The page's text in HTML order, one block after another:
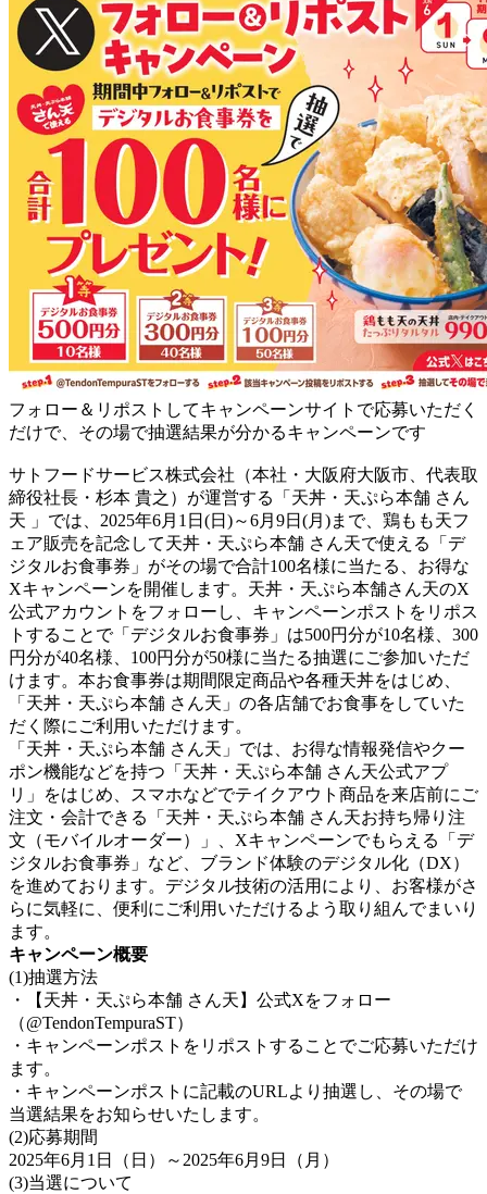
フォロー＆リポストしてキャンペーンサイトで応募いただく
だけで、その場で抽選結果が分かるキャンペーンです
サトフードサービス株式会社（本社・大阪府大阪市、代表取
締役社長・杉本 貴之）が運営する「天丼・天ぷら本舗 さん
天 」では、2025年6月1日(日)～6月9日(月)まで、鶏もも天フ
ェア販売を記念して天丼・天ぷら本舗 さん天で使える「デ
ジタルお食事券」がその場で合計100名様に当たる、お得な
Xキャンペーンを開催します。天丼・天ぷら本舗さん天のX
公式アカウントをフォローし、キャンペーンポストをリポス
トすることで「デジタルお食事券」は500円分が10名様、300
円分が40名様、100円分が50様に当たる抽選にご参加いただ
けます。本お食事券は期間限定商品や各種天丼をはじめ、
「天丼・天ぷら本舗 さん天」の各店舗でお食事をしていた
だく際にご利用いただけます。
「天丼・天ぷら本舗 さん天」では、お得な情報発信やクー
ポン機能などを持つ「天丼・天ぷら本舗 さん天公式アプ
リ」をはじめ、スマホなどでテイクアウト商品を来店前にご
注文・会計できる「天丼・天ぷら本舗 さん天お持ち帰り注
文（モバイルオーダー）」、Xキャンペーンでもらえる「デ
ジタルお食事券」など、ブランド体験のデジタル化（DX）
を進めております。デジタル技術の活用により、お客様がさ
らに気軽に、便利にご利用いただけるよう取り組んでまいり
ます。
キャンペーン概要
(1)抽選方法
・【天丼・天ぷら本舗 さん天】公式Xをフォロー
（@TendonTempuraST）
・キャンペーンポストをリポストすることでご応募いただけ
ます。
・キャンペーンポストに記載のURLより抽選し、その場で
当選結果をお知らせいたします。
(2)応募期間
2025年6月1日（日）～2025年6月9日（月）
(3)当選について